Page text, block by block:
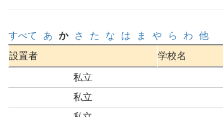
すべて あ か さ た な は ま や ら わ
他
設置者
学校名
私立
私立